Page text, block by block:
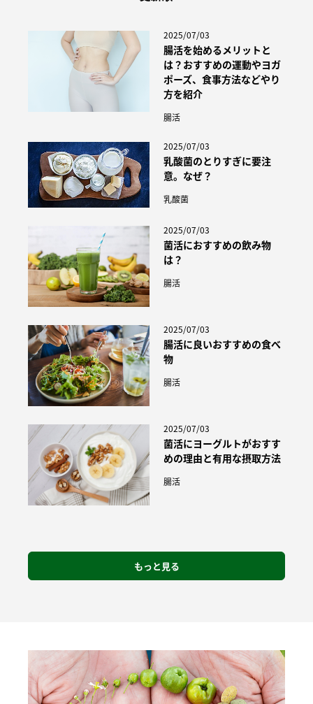
2025/07/03
腸活を始めるメリットと
は？おすすめの運動やヨガ
ポーズ、食事方法などやり
方を紹介
腸活
2025/07/03
乳酸菌のとりすぎに要注
意。なぜ？
乳酸菌
2025/07/03
菌活におすすめの飲み物
は？
腸活
2025/07/03
腸活に良いおすすめの食べ
物
腸活
2025/07/03
菌活にヨーグルトがおすす
めの理由と有用な摂取方法
腸活
もっと見る